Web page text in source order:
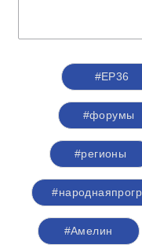
#ЕР36
#форумы
#регионы
#Амелин